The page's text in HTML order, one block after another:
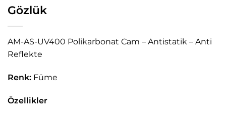
Gözlük
AM-AS-UV400 Polikarbonat Cam – Antistatik – Anti
Reflekte
Renk: Füme
Özellikler